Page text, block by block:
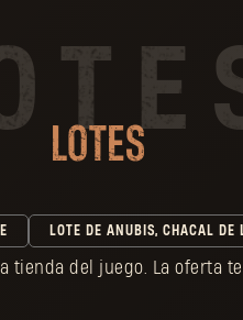
LOTES
LOTE DE ANUBIS, CHACAL DE
tienda del juego. La oferta